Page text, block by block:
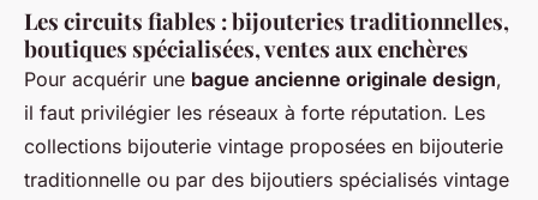
Les circuits fiables : bijouteries traditionnelles,
boutiques spécialisées, ventes aux enchères
Pour acquérir une bague ancienne originale design,
il faut privilégier les réseaux à forte réputation. Les
collections bijouterie vintage proposées en bijouterie
traditionnelle ou par des bijoutiers spécialisés vintage